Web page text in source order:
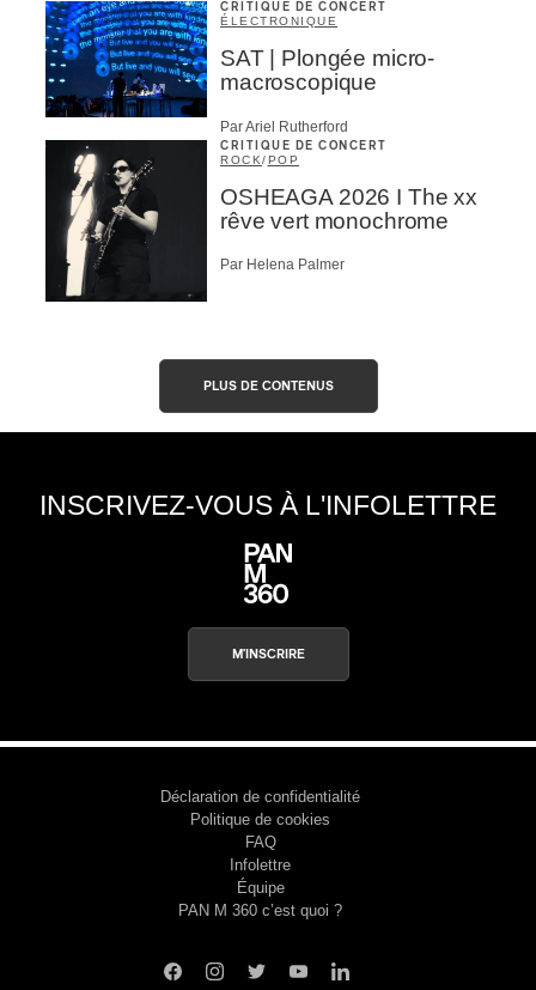
CRITIQUE DE CONCERT
ÉLECTRONIQUE
SAT | Plongée micro-
macroscopique
Par Ariel Rutherford
CRITIQUE DE CONCERT
ROCK/POP
OSHEAGA 2026 I The xx
rêve vert monochrome
Par Helena Palmer
PLUS DE CONTENUS
INSCRIVEZ-VOUS À L'INFOLETTRE
M'INSCRIRE
Déclaration de confidentialité
Politique de cookies
FAQ
Infolettre
Équipe
PAN M 360 c’est quoi ?